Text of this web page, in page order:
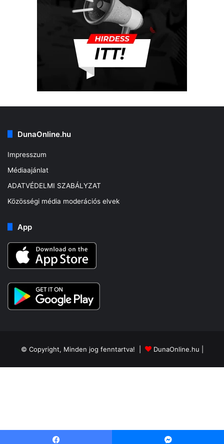
DunaOnline.hu
Impresszum
Médiaajánlat
ADATVÉDELMI SZABÁLYZAT
Közösségi média moderációs elvek
App
© Copyright, Minden jog fenntartva! | DunaOnline.hu